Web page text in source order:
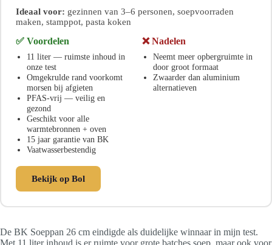
Ideaal voor: gezinnen van 3–6 personen, soepvoorraden
maken, stamppot, pasta koken
✅ Voordelen
11 liter — ruimste inhoud in
onze test
Omgekrulde rand voorkomt
morsen bij afgieten
PFAS-vrij — veilig en
gezond
Geschikt voor alle
warmtebronnen + oven
15 jaar garantie van BK
Vaatwasserbestendig
❌ Nadelen
Neemt meer opbergruimte in
door groot formaat
Zwaarder dan aluminium
alternatieven
Bekijk op Bol
De BK Soeppan 26 cm eindigde als duidelijke winnaar in mijn test.